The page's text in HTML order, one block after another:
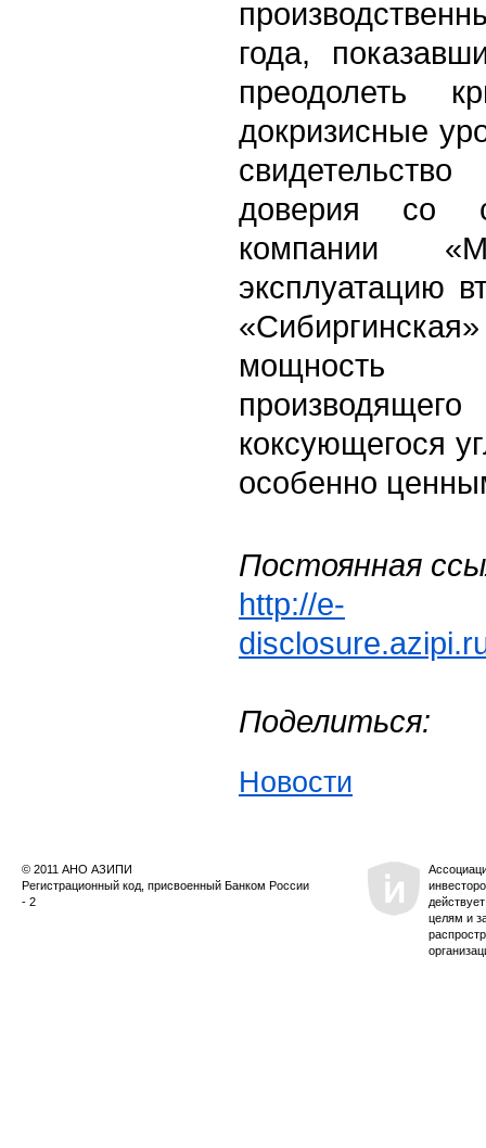
года,
преодолеть
докризисные
доверия со
компании
эксплуатацию
мощность
коксующегося
особенно
Постоянная
http://e-
Поделиться:
Новости
© 2011 АНО АЗИПИ
Регистрационный код, присвоенный Банком России
- 2
целям и